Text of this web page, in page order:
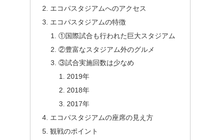
エコパスタジアムへのアクセス
エコパスタジアムの特徴
①国際試合も行われた巨大スタジアム
②豊富なスタジアム外のグルメ
③試合実施回数は少なめ
2019年
2018年
2017年
エコパスタジアムの座席の見え方
観戦のポイント